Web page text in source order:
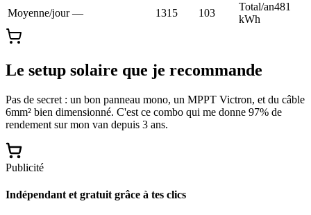
Moyenne/jour — 1315 103
Total/an481
kWh
Le setup solaire que je recommande
Pas de secret : un bon panneau mono, un MPPT Victron, et du câble
6mm² bien dimensionné. C'est ce combo qui me donne 97% de
rendement sur mon van depuis 3 ans.
Publicité
Indépendant et gratuit grâce à tes clics